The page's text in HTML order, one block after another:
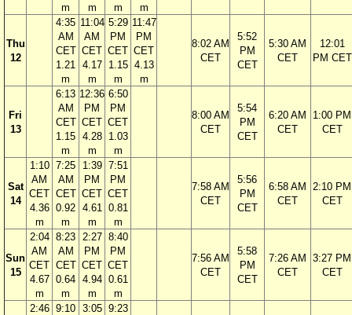
m
m
m
m
Thu
12
4:35
AM
CET
1.21
m
11:04
AM
CET
4.17
m
5:29
PM
CET
1.15
m
11:47
PM
CET
4.13
m
8:02 AM
CET
5:52
PM
CET
5:30 AM
CET
12:01
PM CET
Fri
13
6:13
AM
CET
1.15
m
12:36
PM
CET
4.28
m
6:50
PM
CET
1.03
m
8:00 AM
CET
5:54
PM
CET
6:20 AM
CET
1:00 PM
CET
Sat
14
1:10
AM
CET
4.36
m
7:25
AM
CET
0.92
m
1:39
PM
CET
4.61
m
7:51
PM
CET
0.81
m
7:58 AM
CET
5:56
PM
CET
6:58 AM
CET
2:10 PM
CET
Sun
15
2:04
AM
CET
4.67
m
8:23
AM
CET
0.64
m
2:27
PM
CET
4.94
m
8:40
PM
CET
0.61
m
7:56 AM
CET
5:58
PM
CET
7:26 AM
CET
3:27 PM
CET
2:46 9:10 3:05 9:23